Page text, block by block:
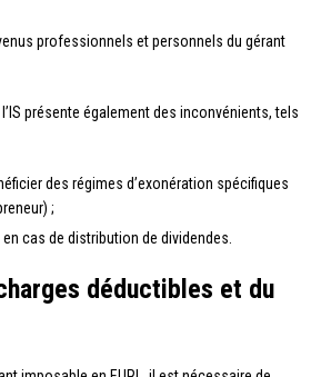
professionnels et personnels du gérant
présente également des inconvénients, tels
des régimes d’exonération spécifiques
;
cas de distribution de dividendes.
déductibles et du